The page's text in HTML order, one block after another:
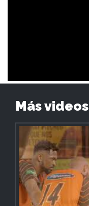
Más videos